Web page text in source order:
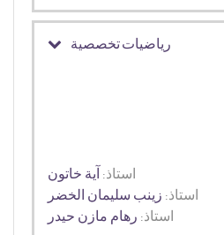
رياضيات تخصصية
استاذ: آية خاتون
استاذ: زينب سليمان الخضر
استاذ: رهام مازن حيدر